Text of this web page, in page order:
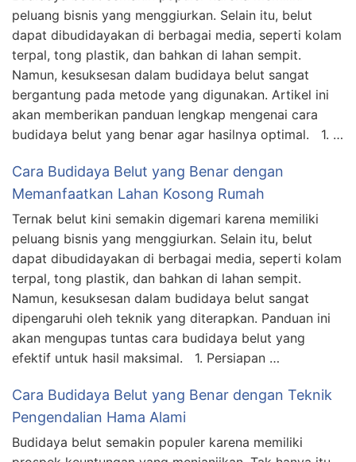
peluang bisnis yang menggiurkan. Selain itu, belut
dapat dibudidayakan di berbagai media, seperti kolam
terpal, tong plastik, dan bahkan di lahan sempit.
Namun, kesuksesan dalam budidaya belut sangat
bergantung pada metode yang digunakan. Artikel ini
akan memberikan panduan lengkap mengenai cara
budidaya belut yang benar agar hasilnya optimal. 1. …
Cara Budidaya Belut yang Benar dengan
Memanfaatkan Lahan Kosong Rumah
Ternak belut kini semakin digemari karena memiliki
peluang bisnis yang menggiurkan. Selain itu, belut
dapat dibudidayakan di berbagai media, seperti kolam
terpal, tong plastik, dan bahkan di lahan sempit.
Namun, kesuksesan dalam budidaya belut sangat
dipengaruhi oleh teknik yang diterapkan. Panduan ini
akan mengupas tuntas cara budidaya belut yang
efektif untuk hasil maksimal. 1. Persiapan …
Cara Budidaya Belut yang Benar dengan Teknik
Pengendalian Hama Alami
Budidaya belut semakin populer karena memiliki